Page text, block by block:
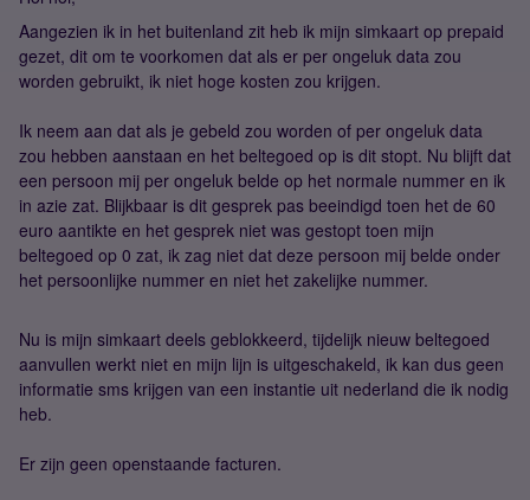
Aangezien ik in het buitenland zit heb ik mijn simkaart op prepaid
gezet, dit om te voorkomen dat als er per ongeluk data zou
worden gebruikt, ik niet hoge kosten zou krijgen.
Ik neem aan dat als je gebeld zou worden of per ongeluk data
zou hebben aanstaan en het beltegoed op is dit stopt. Nu blijft dat
een persoon mij per ongeluk belde op het normale nummer en ik
in azie zat. Blijkbaar is dit gesprek pas beeindigd toen het de 60
euro aantikte en het gesprek niet was gestopt toen mijn
beltegoed op 0 zat, ik zag niet dat deze persoon mij belde onder
het persoonlijke nummer en niet het zakelijke nummer.
Nu is mijn simkaart deels geblokkeerd, tijdelijk nieuw beltegoed
aanvullen werkt niet en mijn lijn is uitgeschakeld, ik kan dus geen
informatie sms krijgen van een instantie uit nederland die ik nodig
heb.
Er zijn geen openstaande facturen.